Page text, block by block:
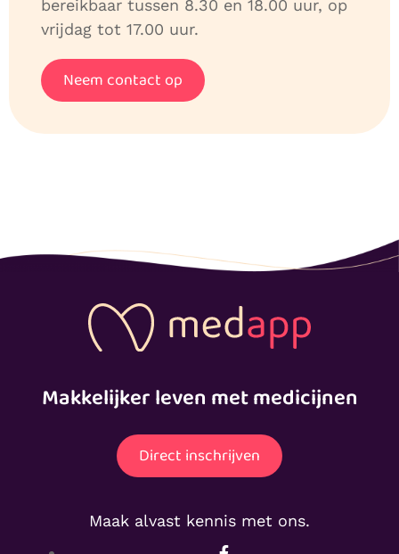
bereikbaar tussen 8.30 en 18.00 uur, op
vrijdag tot 17.00 uur.
Neem contact op
Makkelijker leven met medicijnen
Direct inschrijven
Maak alvast kennis met ons.